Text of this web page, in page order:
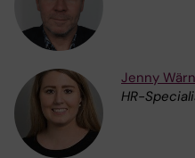
Jenny
HR-